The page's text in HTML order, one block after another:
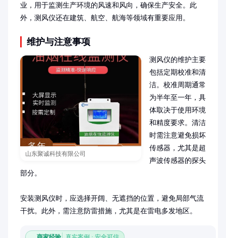
业，用于监测生产环境的风速和风向，确保生产安全。此
外，测风仪还在建筑、航空、航海等领域有重要应用。
维护与注意事项
山东聚诚科技有限公司
测风仪的维护主要
包括定期校准和清
洁。校准周期通常
为半年至一年，具
体取决于使用环境
和精度要求。清洁
时需注意避免损坏
传感器，尤其是超
声波传感器的探头
部分。
安装测风仪时，应选择开阔、无遮挡的位置，避免局部气流
干扰。此外，需注意防雷措施，尤其是在雷电多发地区。